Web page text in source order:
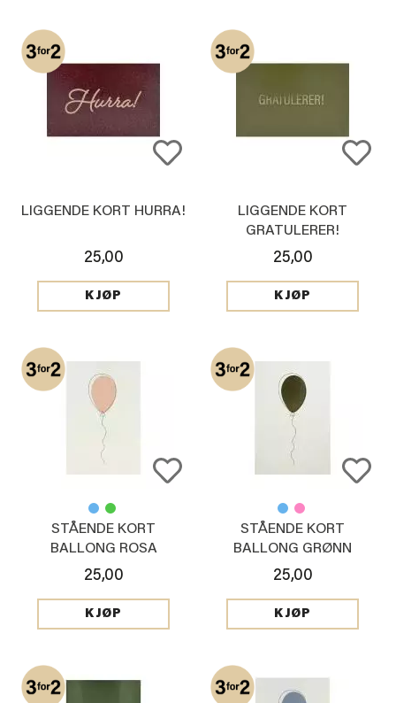
LIGGENDE KORT HURRA!
25,00
KJØP
LIGGENDE KORT
GRATULERER!
25,00
KJØP
STÅENDE KORT
BALLONG ROSA
25,00
KJØP
STÅENDE KORT
BALLONG GRØNN
25,00
KJØP